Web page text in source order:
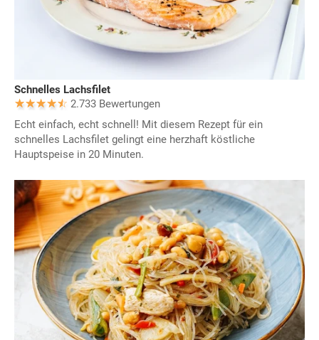
Schnelles Lachsfilet
2.733 Bewertungen
Echt einfach, echt schnell! Mit diesem Rezept für ein
schnelles Lachsfilet gelingt eine herzhaft köstliche
Hauptspeise in 20 Minuten.